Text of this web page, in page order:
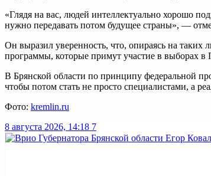
«Глядя на вас, людей интеллектуально хорошо
нужно передавать потом будущее страны», —
Он выразил уверенность, что, опираясь на
программы, которые примут участие в выборах в
В Брянской области по принципу федеральной
чтобы потом стать не просто специалистами, а
Фото: kremlin.ru
8 августа 2026, 14:18 7